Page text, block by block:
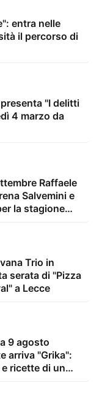
entra nelle
il percorso di
"I delitti
4 marzo da
Raffaele
Salvemini e
la stagione
Trio in
serata di "Pizza
a Lecce
9 agosto
arriva "Grika":
ricette di un